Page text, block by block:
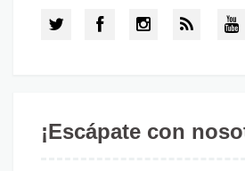
¡Escápate con